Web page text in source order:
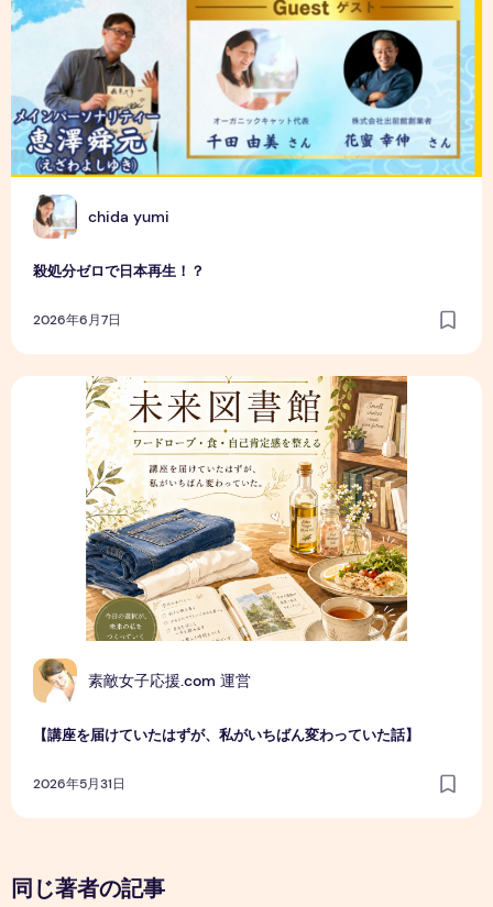
C chida yumi
殺処分ゼロで日本再生！？
2026年6月7日
素敵女子応援.com 運営
【講座を届けていたはずが、私がいちばん変わっていた話】
2026年5月31日
【講座を届けていたはずが、私がいちばん変わっていた話】
同じ著者の記事